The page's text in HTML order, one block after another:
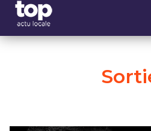
Panneau de gestion des cookies